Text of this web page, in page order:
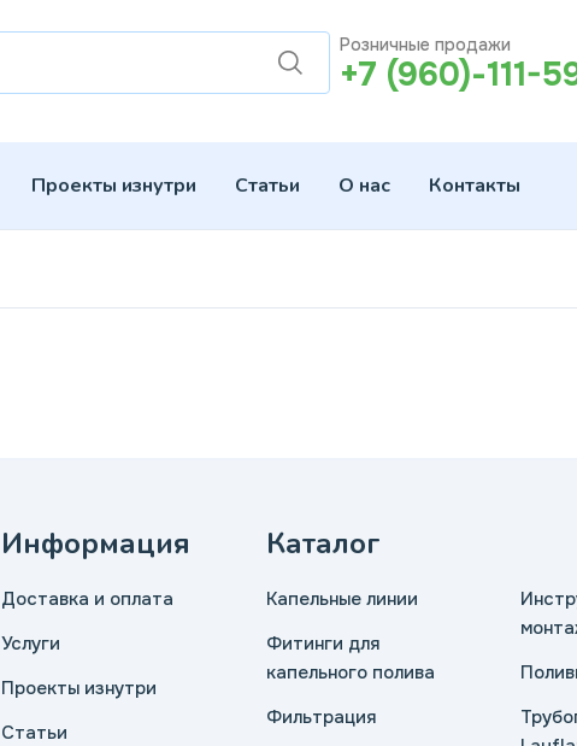
Розничные продажи
+7 (960)-111-
Проекты изнутри Статьи О нас Контакты
Информация
Доставка и оплата
Услуги
Проекты изнутри
Статьи
Каталог
Капельные линии
Фитинги для
капельного полива
Фильтрация